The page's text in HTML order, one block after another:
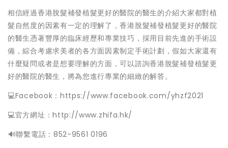
相信經過香港脫髮補發植髮更好的醫院的醫生的介紹大家都對植
髮自然度的因素有一定的理解了，香港脫髮補發植髮更好的醫院
的醫生憑著豐厚的臨床經歷和專業技巧，採用目前先進的手術設
備，綜合考慮求美者的各方面因素制定手術計劃，假如大家還有
什麼疑問或者是想要理解的方面，可以諮詢香港脫髮補發植髮更
好的醫院的醫生，將為您進行專業的細緻的解答。
💻Facebook：https://www.facebook.com/yhzf2021
💻官方網址：http://www.zhifa.hk/
️🔊聯繫電話：852-9561 0196